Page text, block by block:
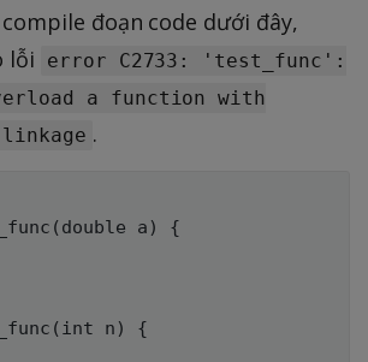
đoạn code dưới đây,
lỗi
error C2733: 'test_func':
a function with
.
a) {
n) {